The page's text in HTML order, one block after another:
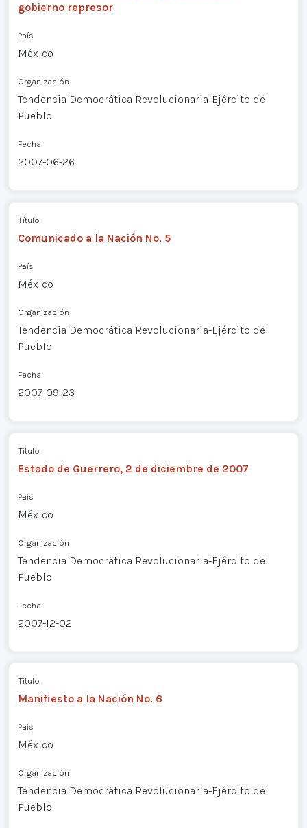
gobierno represor
País
México
Organización
Tendencia Democrática Revolucionaria-Ejército del
Pueblo
Fecha
2007-06-26
Título
Comunicado a la Nación No. 5
País
México
Organización
Tendencia Democrática Revolucionaria-Ejército del
Pueblo
Fecha
2007-09-23
Título
Estado de Guerrero, 2 de diciembre de 2007
País
México
Organización
Tendencia Democrática Revolucionaria-Ejército del
Pueblo
Fecha
2007-12-02
Título
Manifiesto a la Nación No. 6
País
México
Organización
Tendencia Democrática Revolucionaria-Ejército del
Pueblo